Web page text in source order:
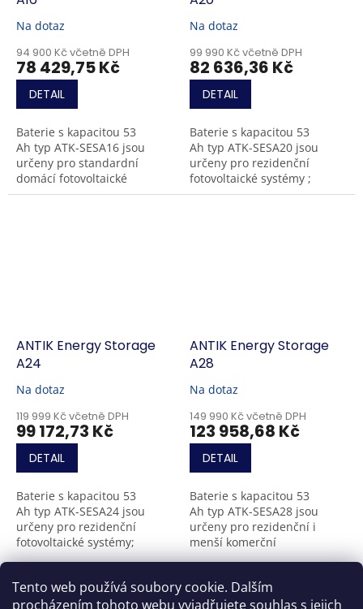
Tento web používá soubory cookie. Dalším
procházením tohoto webu vyjadřujete souhlas s jejich
Na dotaz
94 900 Kč včetně DPH
78 429,75 Kč
DETAIL
Baterie s kapacitou 53
Ah typ ATK-SESA16 jsou
určeny pro standardní
domácí fotovoltaické
systémy s výkonem kolem 10
Na dotaz
99 990 Kč včetně DPH
82 636,36 Kč
DETAIL
Baterie s kapacitou 53
Ah typ ATK-SESA20 jsou
určeny pro rezidenční
fotovoltaické systémy ;
nabízejí využitelnou energii
ANTIK Energy Storage
A24
Na dotaz
119 999 Kč včetně DPH
99 172,73 Kč
DETAIL
Baterie s kapacitou 53
Ah typ ATK-SESA24 jsou
určeny pro rezidenční
fotovoltaické systémy;
nabízejí využitelnou energii
napětí 460 V. Sestava...
ANTIK Energy Storage
A28
Na dotaz
149 990 Kč včetně DPH
123 958,68 Kč
DETAIL
Baterie s kapacitou 53
Ah typ ATK-SESA28 jsou
určeny pro rezidenční i
menší komerční
fotovoltaické systémy;
28,4 kWh při jmenovitém
napětí 537...
O
v
položek celkem